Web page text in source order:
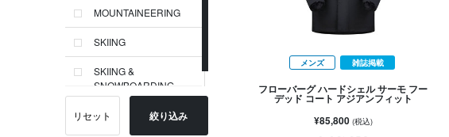
MOUNTAINEERING
SKIING
SKIING &
SNOWBOARDING
リセット 絞り込み
メンズ 雑誌掲載
フローバーグ ハードシェル サーモ フー
デッド コート アジアンフィット
¥85,800 (税込)